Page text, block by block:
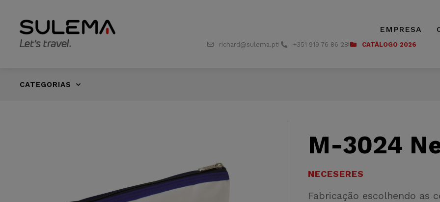
EMPRESA
richard@sulema.pt +351 919 76 86 28 CATÁLOGO 2026
CATEGORIAS
M-3024
NECESERES
Fabricação escolhendo as